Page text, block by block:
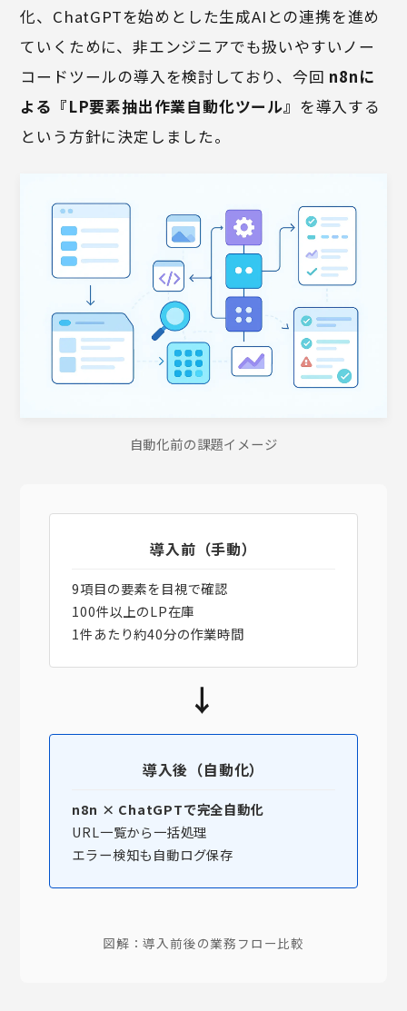
化、ChatGPTを始めとした生成AIとの連携を進め
ていくために、非エンジニアでも扱いやすいノー
コードツールの導入を検討しており、今回 n8nに
よる『LP要素抽出作業自動化ツール』 を導入する
という方針に決定しました。
自動化前の課題イメージ
導入前（手動）
9項目の要素を目視で確認
100件以上のLP在庫
1件あたり約40分の作業時間
→
導入後（自動化）
n8n × ChatGPTで完全自動化
URL一覧から一括処理
エラー検知も自動ログ保存
図解：導入前後の業務フロー比較